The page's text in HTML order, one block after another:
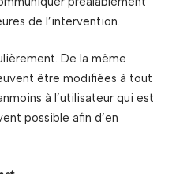
de l’intervention.
De la même
être modifiées à tout
à l’utilisateur qui est
possible afin d’en